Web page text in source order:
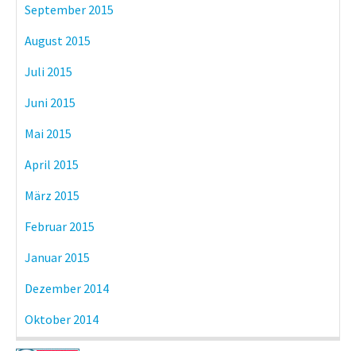
September 2015
August 2015
Juli 2015
Juni 2015
Mai 2015
April 2015
März 2015
Februar 2015
Januar 2015
Dezember 2014
Oktober 2014